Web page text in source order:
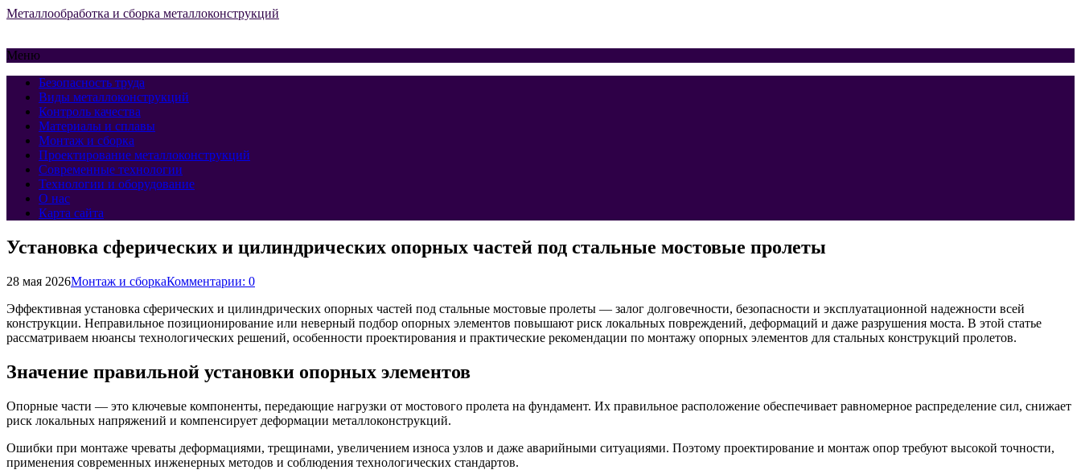
Металлообработка и сборка металлоконструкций
Меню
Безопасность труда
Виды металлоконструкций
Контроль качества
Материалы и сплавы
Монтаж и сборка
Проектирование металлоконструкций
Современные технологии
Технологии и оборудование
О нас
Карта сайта
Установка сферических и цилиндрических опорных частей под стальные мостовые пролеты
28 мая 2026Монтаж и сборкаКомментарии: 0
Эффективная установка сферических и цилиндрических опорных частей под стальные мостовые пролеты — залог долговечности, безопасности и эксплуатационной надежности всей
конструкции. Неправильное позиционирование или неверный подбор опорных элементов повышают риск локальных повреждений, деформаций и даже разрушения моста. В этой статье
рассматриваем нюансы технологических решений, особенности проектирования и практические рекомендации по монтажу опорных элементов для стальных конструкций пролетов.
Значение правильной установки опорных элементов
Опорные части — это ключевые компоненты, передающие нагрузки от мостового пролета на фундамент. Их правильное расположение обеспечивает равномерное распределение сил, снижает
риск локальных напряжений и компенсирует деформации металлоконструкций.
Ошибки при монтаже чреваты деформациями, трещинами, увеличением износа узлов и даже аварийными ситуациями. Поэтому проектирование и монтаж опор требуют высокой точности,
применения современных инженерных методов и соблюдения технологических стандартов.